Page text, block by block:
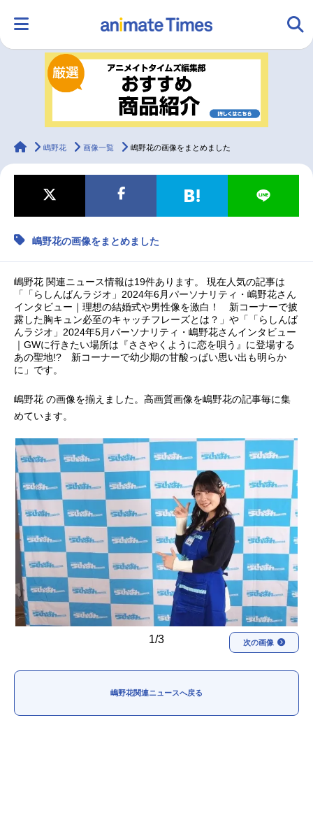
ランキング アニメ
ラジオ みんなの声
マンガ・ラノベ ゲーム・アプリ 音楽 コスプレ
2.5次元 配信・Vtuber
最新記事一覧
アニメ記事一覧 声優記事一覧
アニメ映画一覧 実写化映画一覧
今期アニメ曜日別一覧
春アニメ 夏アニメ
男性声優/女性声優一覧
FOLLOW US
animateTimes
嶋野花 画像一覧 嶋野花の画像をまとめました
嶋野花の画像をまとめました
嶋野花 関連ニュース情報は19件あります。 現在人気の記事は
「「らしんばんラジオ」2024年6月パーソナリティ・嶋野花さん
インタビュー｜理想の結婚式や男性像を激白！ 新コーナーで披
露した胸キュン必至のキャッチフレーズとは？」や「「らしんば
んラジオ」2024年5月パーソナリティ・嶋野花さんインタビュー
｜GWに行きたい場所は『ささやくように恋を唄う』に登場する
あの聖地!? 新コーナーで幼少期の甘酸っぱい思い出も明らか
に」です。
嶋野花 の画像を揃えました。高画質画像を嶋野花の記事毎に集
めています。
1/3 次の画像
嶋野花関連ニュースへ戻る